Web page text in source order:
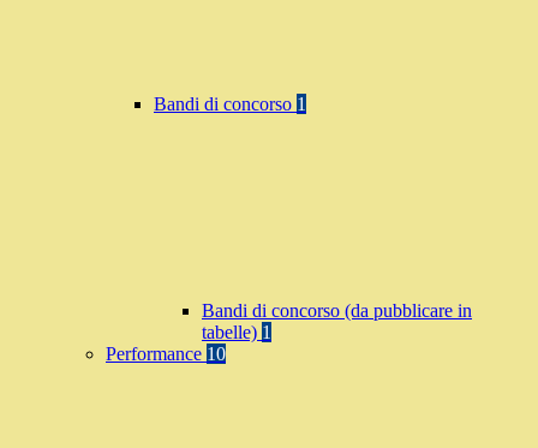
Bandi di concorso 1
Bandi di concorso (da pubblicare in
tabelle) 1
Performance 10